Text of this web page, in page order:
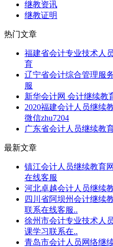
继教资讯
继教证明
热门文章
福建省会计专业技术人
育
辽宁省会计综合管理服
服
新华会计网 会计继续教
2020福建会计人员继续
微信zhu7204
广东省会计人员继续教
最新文章
镇江会计人员继续教育
在线客服
河北卓越会计人员继续
四川省阿坝州会计继续
联系在线客服..
徐州市会计专业技术人
课学习联系在..
青岛市会计人员网络继